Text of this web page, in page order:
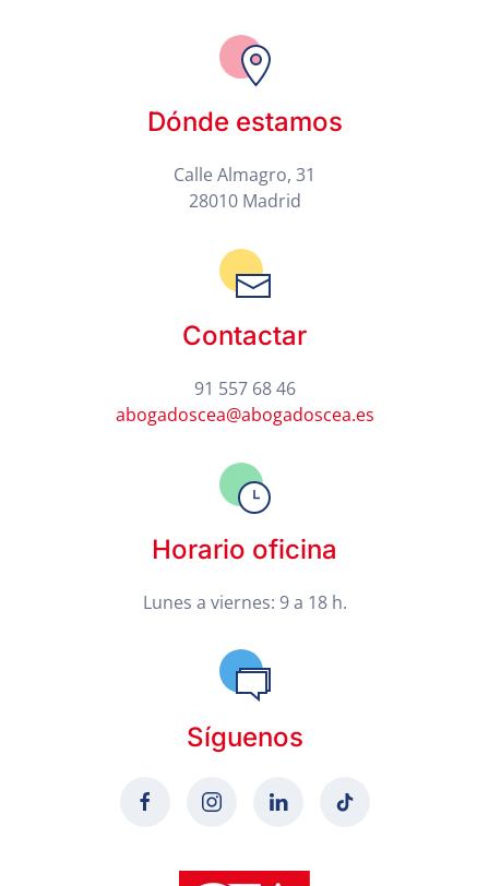
Dónde estamos
Calle Almagro, 31
28010 Madrid
Contactar
91 557 68 46
abogadoscea@abogadoscea.es
Horario oficina
Lunes a viernes: 9 a 18 h.
Síguenos